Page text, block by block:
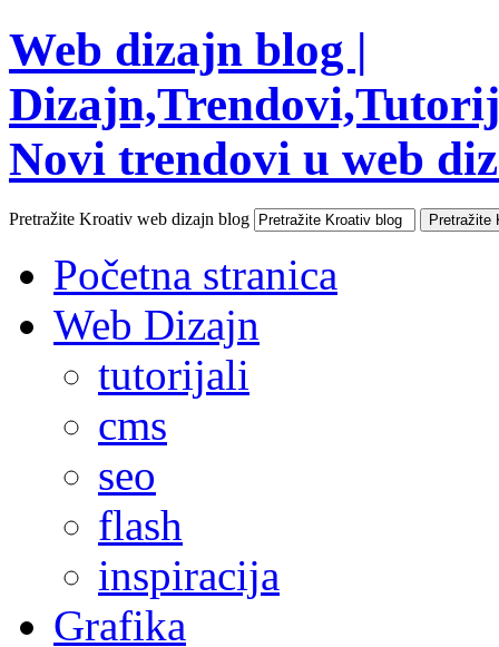
Web dizajn blog |
Novi trendovi u web
Pretražite Kroativ web dizajn blog
Početna stranica
Web Dizajn
tutorijali
cms
seo
flash
inspiracija
Grafika